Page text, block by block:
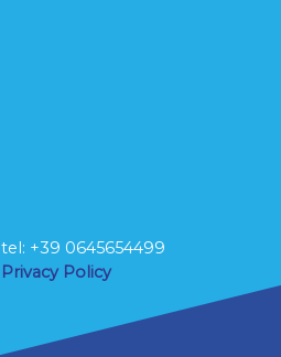
tel: ‭+39 0645654499
Privacy Policy